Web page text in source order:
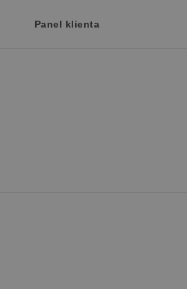
Panel klienta